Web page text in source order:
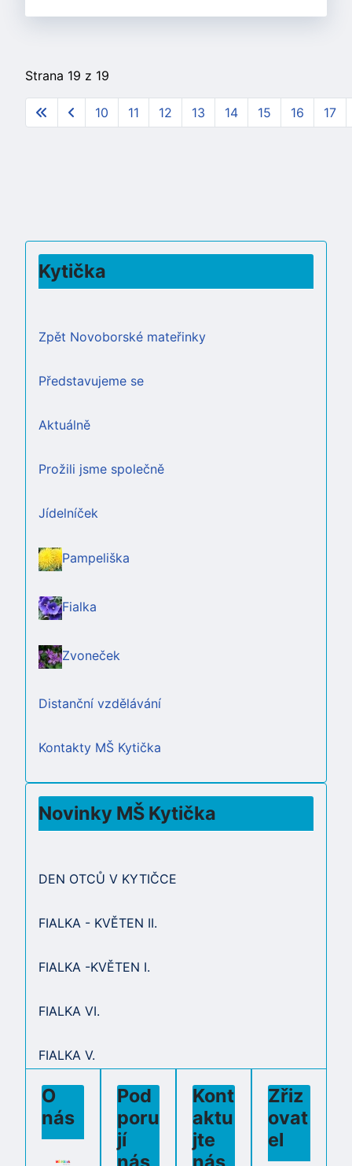
Strana 19 z 19
10 11 12 13 14 15 16 17
Kytička
Zpět Novoborské mateřinky
Představujeme se
Aktuálně
Prožili jsme společně
Jídelníček
Pampeliška
Fialka
Zvoneček
Distanční vzdělávání
Kontakty MŠ Kytička
Novinky MŠ Kytička
DEN OTCŮ V KYTIČCE
FIALKA - KVĚTEN II.
FIALKA -KVĚTEN I.
FIALKA VI.
FIALKA V.
O
nás
Pod
poru
jí
Kont
aktu
jte
Zřiz
ovat
el